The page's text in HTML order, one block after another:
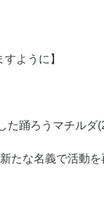
すように】
た踊ろうマチルダ
たな名義で活動